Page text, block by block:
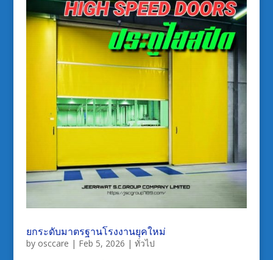
ยกระดับมาตรฐานโรงงานยุคใหม่
by osccare | Feb 5, 2026 | ทั่วไป